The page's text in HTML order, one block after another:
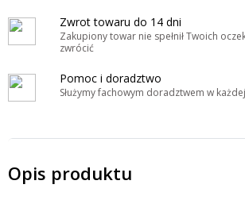
Zwrot towaru do 14 dni
Zakupiony towar nie spełnił Twoich
zwrócić
Pomoc i doradztwo
Służymy fachowym doradztwem w
Opis produktu